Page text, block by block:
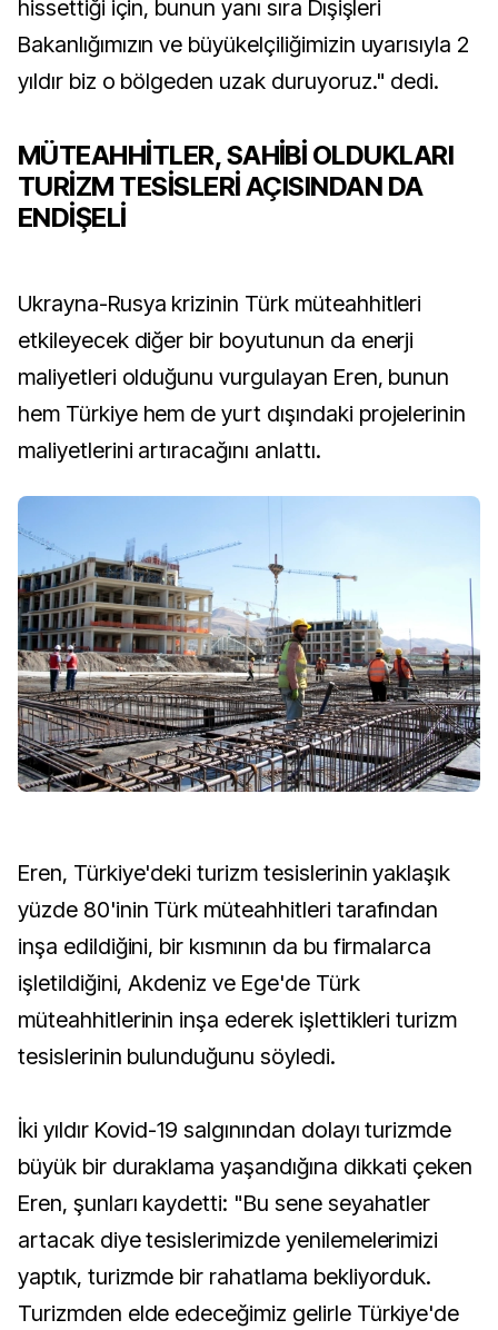
hissettiği için, bunun yanı sıra Dışişleri
Bakanlığımızın ve büyükelçiliğimizin uyarısıyla 2
yıldır biz o bölgeden uzak duruyoruz." dedi.
MÜTEAHHİTLER, SAHİBİ OLDUKLARI
TURİZM TESİSLERİ AÇISINDAN DA
ENDİŞELİ
Ukrayna-Rusya krizinin Türk müteahhitleri
etkileyecek diğer bir boyutunun da enerji
maliyetleri olduğunu vurgulayan Eren, bunun
hem Türkiye hem de yurt dışındaki projelerinin
maliyetlerini artıracağını anlattı.
Eren, Türkiye'deki turizm tesislerinin yaklaşık
yüzde 80'inin Türk müteahhitleri tarafından
inşa edildiğini, bir kısmının da bu firmalarca
işletildiğini, Akdeniz ve Ege'de Türk
müteahhitlerinin inşa ederek işlettikleri turizm
tesislerinin bulunduğunu söyledi.
İki yıldır Kovid-19 salgınından dolayı turizmde
büyük bir duraklama yaşandığına dikkati çeken
Eren, şunları kaydetti: "Bu sene seyahatler
artacak diye tesislerimizde yenilemelerimizi
yaptık, turizmde bir rahatlama bekliyorduk.
Turizmden elde edeceğimiz gelirle Türkiye'de